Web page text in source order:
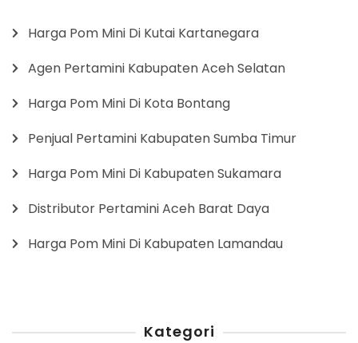
Harga Pom Mini Di Kutai Kartanegara
Agen Pertamini Kabupaten Aceh Selatan
Harga Pom Mini Di Kota Bontang
Penjual Pertamini Kabupaten Sumba Timur
Harga Pom Mini Di Kabupaten Sukamara
Distributor Pertamini Aceh Barat Daya
Harga Pom Mini Di Kabupaten Lamandau
Kategori